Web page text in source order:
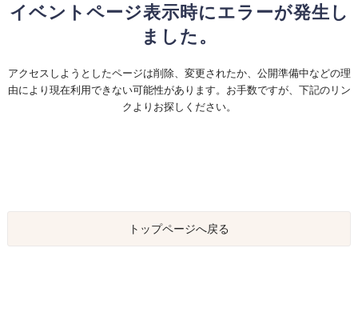
イベントページ表示時にエラーが発生し
ました。
アクセスしようとしたページは削除、変更されたか、公開準備中などの理
由により現在利用できない可能性があります。お手数ですが、下記のリン
クよりお探しください。
トップページへ戻る